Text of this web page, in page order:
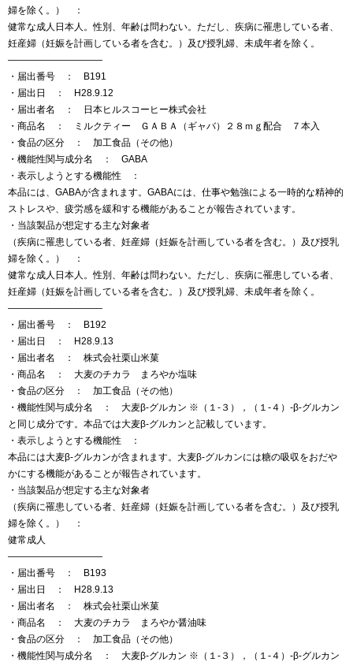
婦を除く。） ：
健常な成人日本人。性別、年齢は問わない。ただし、疾病に罹患している者、
妊産婦（妊娠を計画している者を含む。）及び授乳婦、未成年者を除く。
——————————
・届出番号 ： B191
・届出日 ： H28.9.12
・届出者名 ： 日本ヒルスコーヒー株式会社
・商品名 ： ミルクティー ＧＡＢＡ（ギャバ）２８ｍｇ配合 ７本入
・食品の区分 ： 加工食品（その他）
・機能性関与成分名 ： GABA
・表示しようとする機能性 ：
本品には、GABAが含まれます。GABAには、仕事や勉強による一時的な精神的
ストレスや、疲労感を緩和する機能があることが報告されています。
・当該製品が想定する主な対象者
（疾病に罹患している者、妊産婦（妊娠を計画している者を含む。）及び授乳
婦を除く。） ：
健常な成人日本人。性別、年齢は問わない。ただし、疾病に罹患している者、
妊産婦（妊娠を計画している者を含む。）及び授乳婦、未成年者を除く。
——————————
・届出番号 ： B192
・届出日 ： H28.9.13
・届出者名 ： 株式会社栗山米菓
・商品名 ： 大麦のチカラ まろやか塩味
・食品の区分 ： 加工食品（その他）
・機能性関与成分名 ： 大麦β-グルカン ※（１-３），（１-４）-β-グルカン
と同じ成分です。本品では大麦β-グルカンと記載しています。
・表示しようとする機能性 ：
本品には大麦β-グルカンが含まれます。大麦β-グルカンには糖の吸収をおだや
かにする機能があることが報告されています。
・当該製品が想定する主な対象者
（疾病に罹患している者、妊産婦（妊娠を計画している者を含む。）及び授乳
婦を除く。） ：
健常成人
——————————
・届出番号 ： B193
・届出日 ： H28.9.13
・届出者名 ： 株式会社栗山米菓
・商品名 ： 大麦のチカラ まろやか醤油味
・食品の区分 ： 加工食品（その他）
・機能性関与成分名 ： 大麦β-グルカン ※（１-３），（１-４）-β-グルカン